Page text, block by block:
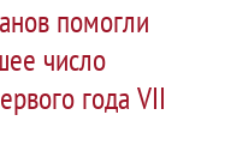
помогли
число
года VII